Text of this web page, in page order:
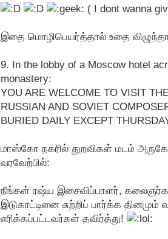
( I dont wanna
இதை மொழிபெயர்த்தால் உதை
9. In the lobby of a Moscow hotel
monastery:
YOU ARE WELCOME TO VISIT
RUSSIAN AND SOVIET
BURIED DAILY EXCEPT
மாஸ்கோ நகரில் துறவிகள் மடம் அருகே
வரவேற்பில்:
நீங்கள் ரஷ்ய இசைவிப்பாளர்,
இடுகாட்டினை சுற்றிப் பார்க்க
எரிக்கப்பட்டவர்கள் தவிர்த்து!